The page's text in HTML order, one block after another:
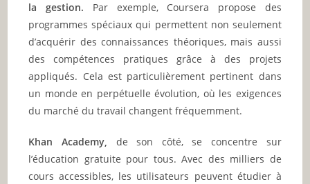
la gestion. Par exemple, Coursera propose des
programmes spéciaux qui permettent non seulement
d’acquérir des connaissances théoriques, mais aussi
des compétences pratiques grâce à des projets
appliqués. Cela est particulièrement pertinent dans
un monde en perpétuelle évolution, où les exigences
du marché du travail changent fréquemment.
Khan Academy, de son côté, se concentre sur
l’éducation gratuite pour tous. Avec des milliers de
cours accessibles, les utilisateurs peuvent étudier à